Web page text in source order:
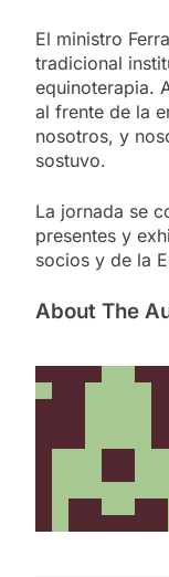
El ministro
tradicional
equinoterapia.
al frente de la
nosotros, y
sostuvo.
La jornada se
presentes y
socios y de la
About The